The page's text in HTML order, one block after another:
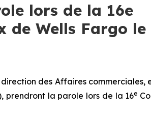
lors de la 16e
de Wells Fargo le
des Affaires commerciales,
prendront la parole lors de la 16e